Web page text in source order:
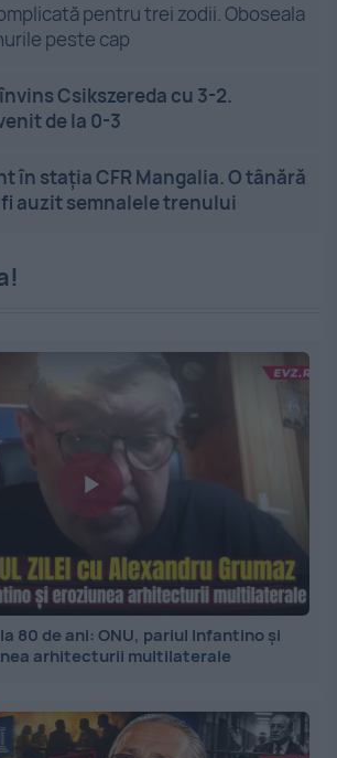
pentru trei zodii. Oboseala
peste cap
Csikszereda cu 3-2.
de la 0-3
în stația CFR Mangalia. O tânără
fi auzit semnalele trenului
80 de ani: ONU, pariul Infantino și
arhitecturii multilaterale